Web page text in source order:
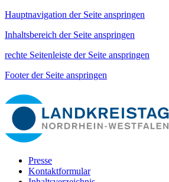
Hauptnavigation der Seite anspringen
Inhaltsbereich der Seite anspringen
rechte Seitenleiste der Seite anspringen
Footer der Seite anspringen
Presse
Kontaktformular